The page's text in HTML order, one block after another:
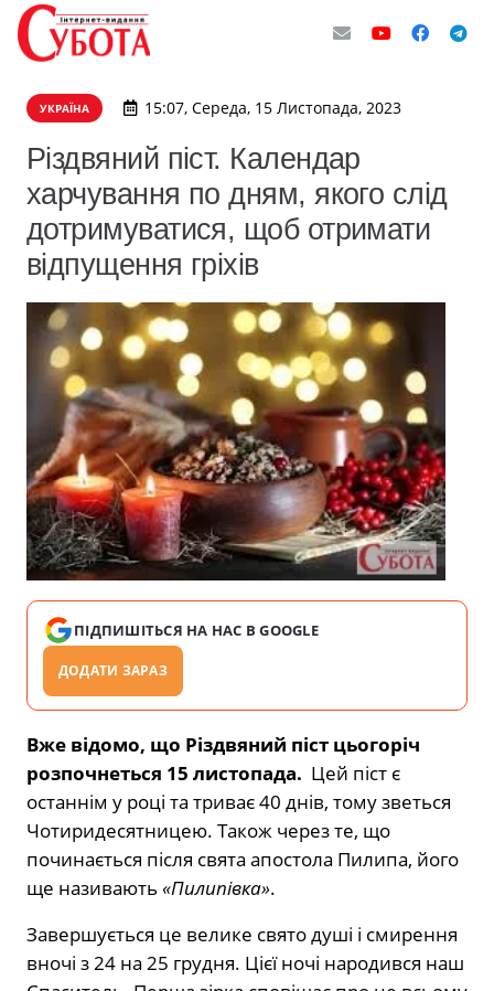
УКРАЇНА 15:07, Середа, 15 Листопада, 2023
Різдвяний піст. Календар
харчування по дням, якого слід
дотримуватися, щоб отримати
відпущення гріхів
ПІДПИШІТЬСЯ НА НАС В GOOGLE
ДОДАТИ ЗАРАЗ
Вже відомо, що Різдвяний піст цьогоріч
розпочнеться 15 листопада. Цей піст є
останнім у році та триває 40 днів, тому зветься
Чотиридесятницею. Також через те, що
починається після свята апостола Пилипа, його
ще називають «Пилипівка».
Завершується це велике свято душі і смирення
вночі з 24 на 25 грудня. Цієї ночі народився наш